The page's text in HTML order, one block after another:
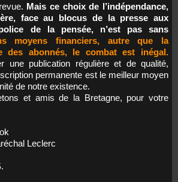
Mais ce choix de l’indépendance,
face au blocus de la presse aux
de la pensée, n’est pas sans
moyens financiers, autre que la
des abonnés, le combat est inégal.
une publication régulière et de qualité,
permanente est le meilleur moyen
de notre existence.
et amis de la Bretagne, pour votre
Leclerc